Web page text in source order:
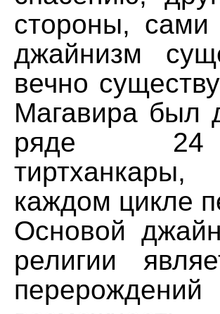
стороны,
джайнизм
вечно
Магавира был
ряде 24
каждом цикле
Основой
религии